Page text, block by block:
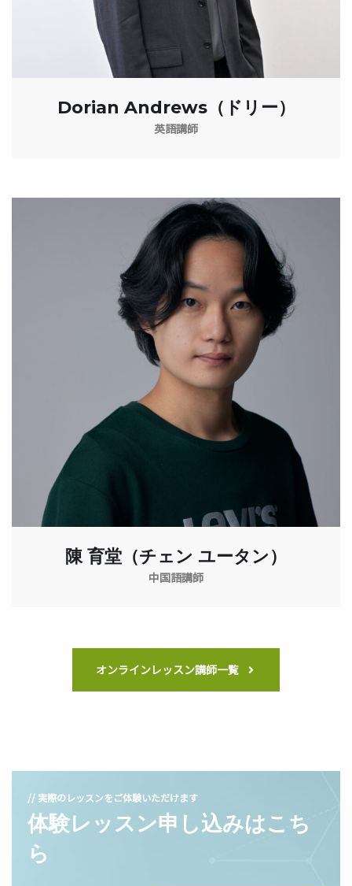
Dorian Andrews（ドリー）
英語講師
陳 育堂（チェン ユータン）
中国語講師
オンラインレッスン講師一覧
// 実際のレッスンをご体験いただけます
体験レッスン申し込みはこち
ら